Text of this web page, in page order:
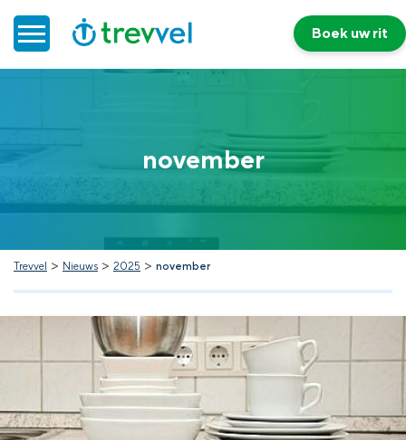
Doelgroepenvervoer
Werken bij Trevvel
Nieuws
Boek uw rit
november
Trevvel > Nieuws > 2025 > november